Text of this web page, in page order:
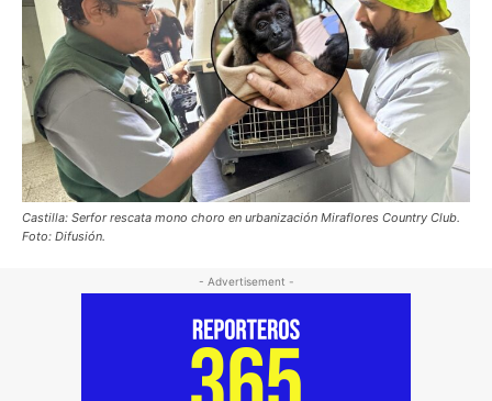
Castilla: Serfor rescata mono choro en urbanización Miraflores Country Club.
Foto: Difusión.
- Advertisement -